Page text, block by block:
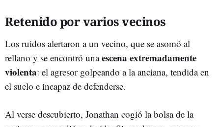
Retenido por varios vecinos
Los ruidos alertaron a un vecino, que se asomó al
rellano y se encontró unaescena extremadamente
violenta: el agresor golpeando a la anciana, tendida en
el suelo e incapaz de defenderse.
Al verse descubierto, Jonathan cogió la bolsa de la